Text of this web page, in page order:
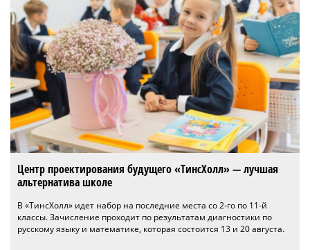
Центр проектирования будущего «ТинсХолл» — лучшая
альтернатива школе
В «ТинсХолл» идет набор на последние места со 2-го по 11-й
классы. Зачисление проходит по результатам диагностики по
русскому языку и математике, которая состоится 13 и 20 августа.